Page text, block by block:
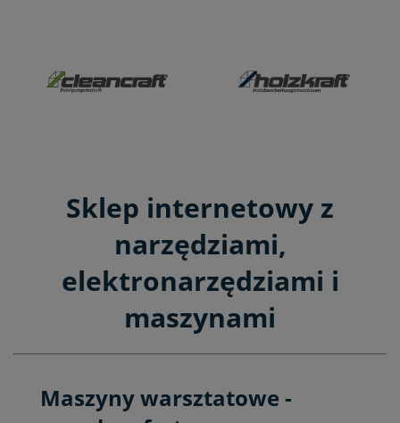
Sklep internetowy z
narzędziami,
elektronarzędziami i
maszynami
Maszyny warsztatowe -